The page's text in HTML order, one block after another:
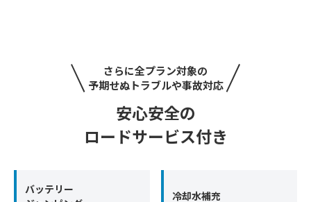
さらに全プラン対象の
予期せぬトラブルや事故対応
安心安全の
ロードサービス付き
バッテリー
冷却水補充